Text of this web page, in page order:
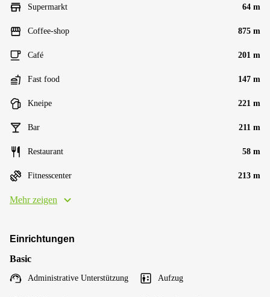
Supermarkt 64 m
Coffee-shop 875 m
Café 201 m
Fast food 147 m
Kneipe 221 m
Bar 211 m
Restaurant 58 m
Fitnesscenter 213 m
Mehr zeigen
Einrichtungen
Basic
Administrative Unterstützung Aufzug